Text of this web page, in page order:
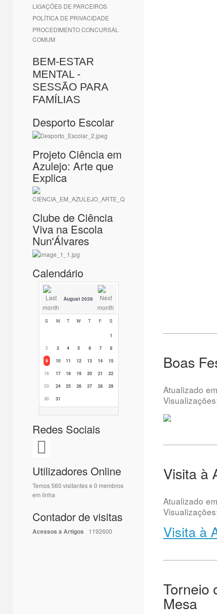
LIGAÇÕES DE PARCEIROS
POLÍTICA DE PRIVACIDADE
PROCEDIMENTO CONCURSAL
COMUM
BEM-ESTAR
MENTAL -
SESSÃO PARA
FAMÍLIAS
Desporto Escolar
Projeto Ciência em
Azulejo: Arte que
Explica
Clube de Ciência
Viva na Escola
Nun'Álvares
Calendário
August 2026
S M T W T F S
1
2
3 4 5 6 7
8
9
10 11 12 13 14
15
16
17 18 19 20 21
22
23
24 25 26 27 28
29
30
31
Redes Sociais
Utilizadores Online
Temos 560 visitantes e 0 membros
em linha
Contador de visitas
Acessos a Artigos 1192600
Boas
Atualizado
Visita à
Atualizado
Visita à
Torneio
Mesa